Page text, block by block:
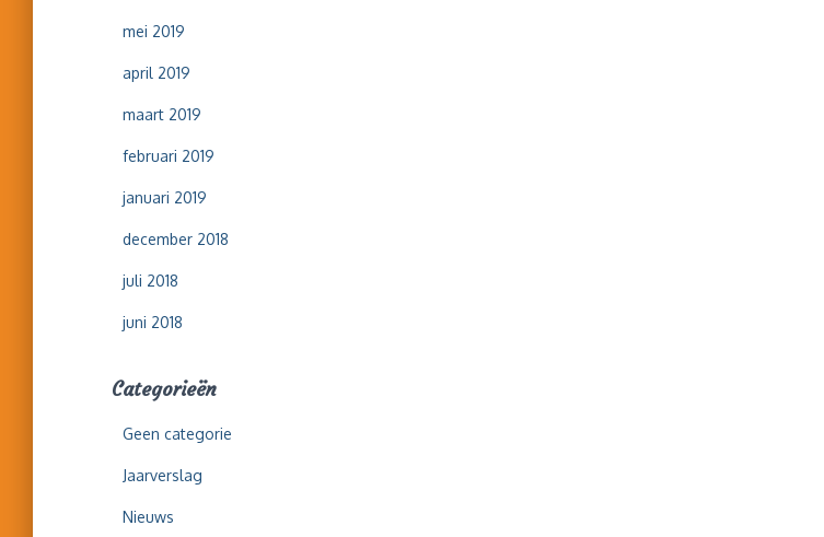
mei 2019
april 2019
maart 2019
februari 2019
januari 2019
december 2018
juli 2018
juni 2018
Categorieën
Geen categorie
Jaarverslag
Nieuws